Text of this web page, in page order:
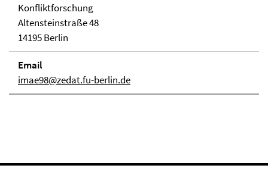
Konfliktforschung
Altensteinstraße 48
14195 Berlin
Email
imae98@zedat.fu-berlin.de